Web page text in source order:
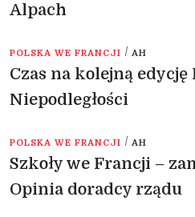
Alpach
POLSKA WE FRANCJI / AH
Czas na kolejną
Niepodległości
POLSKA WE FRANCJI / AH
Szkoły we Francji –
Opinia doradcy rządu